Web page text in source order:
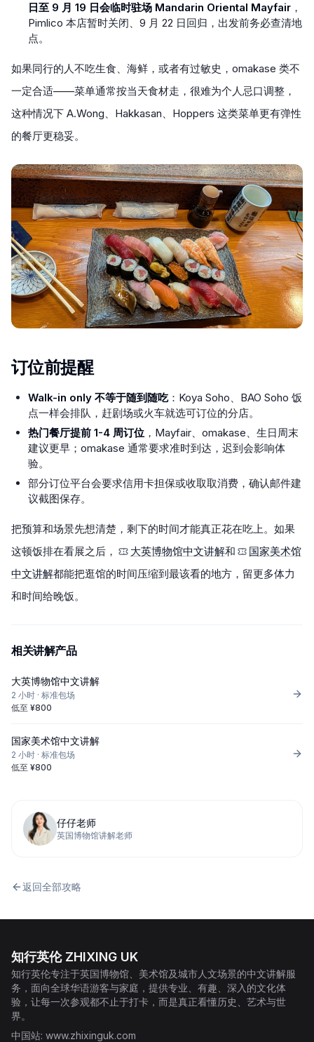
日至 9 月 19 日会临时驻场 Mandarin Oriental Mayfair ，
Pimlico 本店暂时关闭、9 月 22 日回归，出发前务必查清地
点。
如果同行的人不吃生食、海鲜，或者有过敏史，omakase 类不
一定合适——菜单通常按当天食材走，很难为个人忌口调整，
这种情况下 A.Wong、Hakkasan、Hoppers 这类菜单更有弹性
的餐厅更稳妥。
订位前提醒
Walk-in only 不等于随到随吃：Koya Soho、BAO Soho 饭
点一样会排队，赶剧场或火车就选可订位的分店。
热门餐厅提前 1-4 周订位 ，Mayfair、omakase、生日周末
建议更早；omakase 通常要求准时到达，迟到会影响体
验。
部分订位平台会要求信用卡担保或收取取消费，确认邮件建
议截图保存。
把预算和场景先想清楚，剩下的时间才能真正花在吃上。如果
这顿饭排在看展之后，
大英博物馆中文讲解和
国家美术馆
中文讲解都能把逛馆的时间压缩到最该看的地方，留更多体力
和时间给晚饭。
相关讲解产品
大英博物馆中文讲解
2 小时 · 标准包场
低至 ¥800
国家美术馆中文讲解
2 小时 · 标准包场
低至 ¥800
仔仔老师
英国博物馆讲解老师
返回全部攻略
知行英伦 ZHIXING UK
知行英伦专注于英国博物馆、美术馆及城市人文场景的中文讲解服
务，面向全球华语游客与家庭，提供专业、有趣、深入的文化体
验，让每一次参观都不止于打卡，而是真正看懂历史、艺术与世
界。
中国站: www.zhixinguk.com